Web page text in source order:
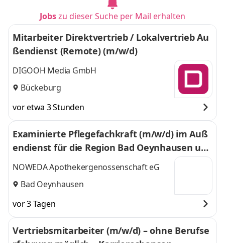
Jobszu dieser Suche per Mail erhalten
Mitarbeiter Direktvertrieb / Lokalvertrieb Au
ßendienst (Remote) (m/w/d)
DIGOOH Media GmbH
Bückeburg
vor etwa 3 Stunden
Examinierte Pflegefachkraft (m/w/d) im Auß
endienst für die Region Bad Oeynhausen und
Umgebung – Patientenversorgung & Apothe
kenberatung
NOWEDA Apothekergenossenschaft eG
Bad Oeynhausen
vor 3 Tagen
Vertriebsmitarbeiter (m/w/d) – ohne Berufse